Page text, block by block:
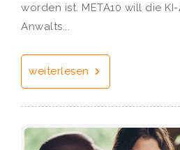
worden ist. META10 will die
Anwalts...
weiterlesen